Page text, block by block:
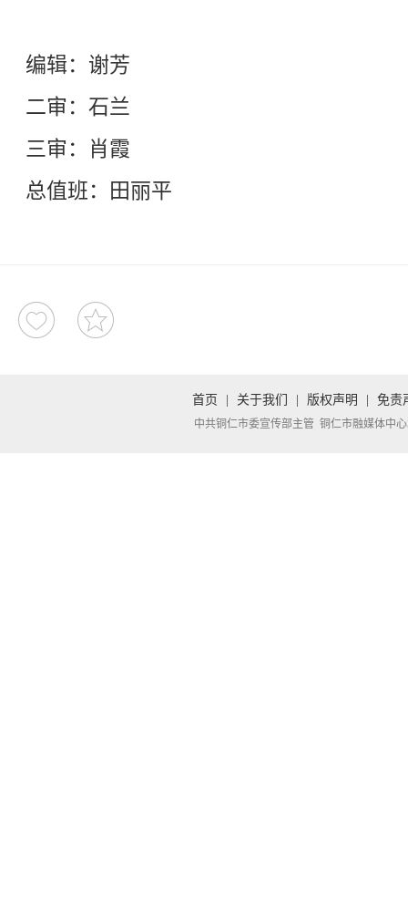
编辑：谢芳
二审：石兰
三审：肖霞
总值班：田丽平
首页 关于我们 版权声明 免责
中共铜仁市委宣传部主管 铜仁市融媒体中心